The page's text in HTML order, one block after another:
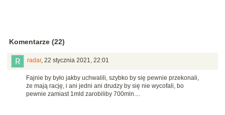
Komentarze (22)
radar, 22 stycznia 2021, 22:01
Fajnie by było jakby uchwalili, szybko by się pewnie przekonali,
że mają rację, i ani jedni ani drudzy by się nie wycofali, bo
pewnie zamiast 1mld zarobiliby 700mln....